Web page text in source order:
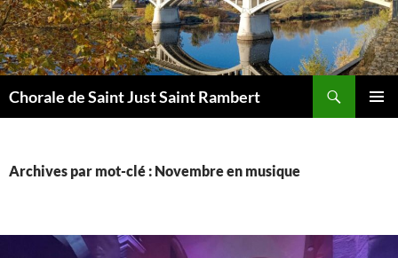
Aller
au
contenu
Chorale de Saint Just Saint Rambert
Archives par mot-clé : Novembre en musique